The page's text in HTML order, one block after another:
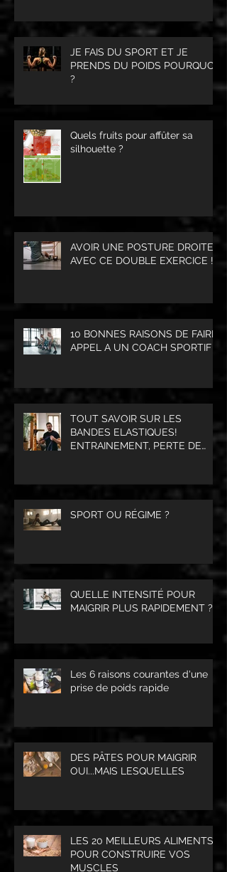
JE FAIS DU SPORT ET JE
PRENDS DU POIDS POURQUOI
?
Quels fruits pour affûter sa
silhouette ?
AVOIR UNE POSTURE DROITE
AVEC CE DOUBLE EXERCICE !
10 BONNES RAISONS DE FAIRE
APPEL A UN COACH SPORTIF
TOUT SAVOIR SUR LES
BANDES ELASTIQUES!
ENTRAINEMENT, PERTE DE
SPORT OU RÉGIME ?
QUELLE INTENSITÉ POUR
MAIGRIR PLUS RAPIDEMENT ?
Les 6 raisons courantes d'une
prise de poids rapide
DES PÂTES POUR MAIGRIR
OUI...MAIS LESQUELLES
LES 20 MEILLEURS ALIMENTS
POUR CONSTRUIRE VOS
MUSCLES